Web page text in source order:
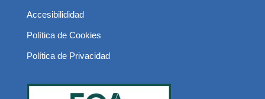
Accesibilididad
Política de Cookies
Política de Privacidad